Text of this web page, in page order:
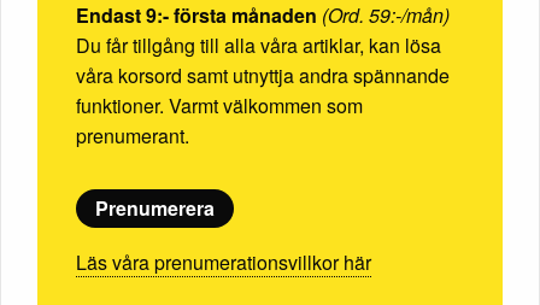
Endast 9:- första månaden (Ord. 59:-/mån)
Du får tillgång till alla våra artiklar, kan lösa
våra korsord samt utnyttja andra spännande
funktioner. Varmt välkommen som
prenumerant.
Prenumerera
Läs våra prenumerationsvillkor här